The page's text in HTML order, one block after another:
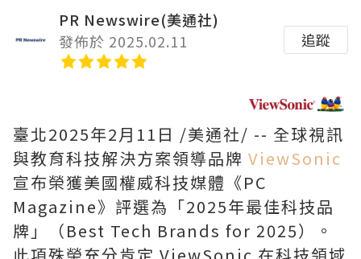
PR Newswire(美通社)
發佈於 2025.02.11
追蹤
臺北2025年2月11日 /美通社/ -- 全球視訊
與教育科技解決方案領導品牌 ViewSonic
宣布榮獲美國權威科技媒體《PC
Magazine》評選為「2025年最佳科技品
牌」（Best Tech Brands for 2025）。